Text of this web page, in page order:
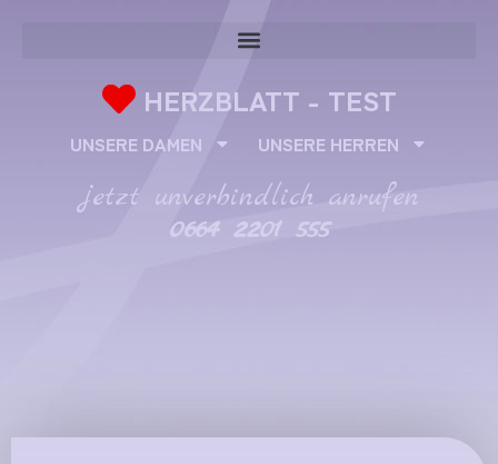
HERZBLATT - TEST
UNSERE DAMEN UNSERE HERREN
jetzt unverbindlich anrufen
0664 2201 555